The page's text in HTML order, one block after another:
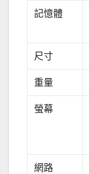
記憶體
尺寸
重量
螢幕
網路